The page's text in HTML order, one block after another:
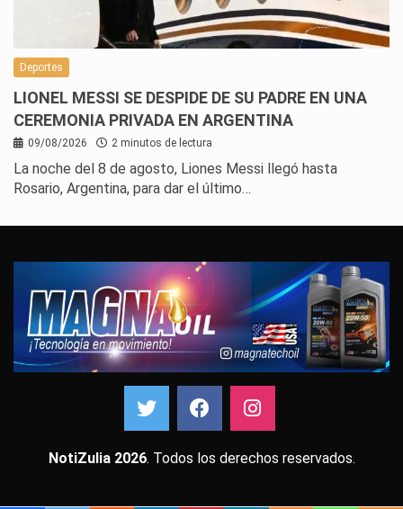
Deportes
LIONEL MESSI SE DESPIDE DE SU PADRE EN UNA
CEREMONIA PRIVADA EN ARGENTINA
09/08/2026 2 minutos de lectura
La noche del 8 de agosto, Liones Messi llegó hasta
Rosario, Argentina, para dar el último…
NotiZulia 2026. Todos los derechos reservados.